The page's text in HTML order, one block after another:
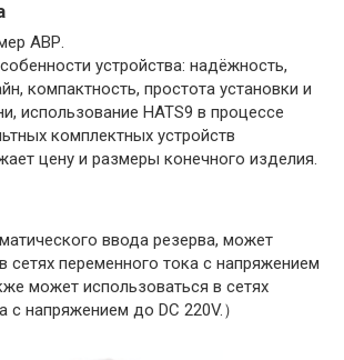
АВР.
устройства: надёжность,
компактность, простота установки и
использование HATS9 в процессе
комплектных устройств
цену и размеры конечного изделия.
ввода резерва, может
сетях переменного тока с напряжением
может использоваться в сетях
с напряжением до DC 220V.）